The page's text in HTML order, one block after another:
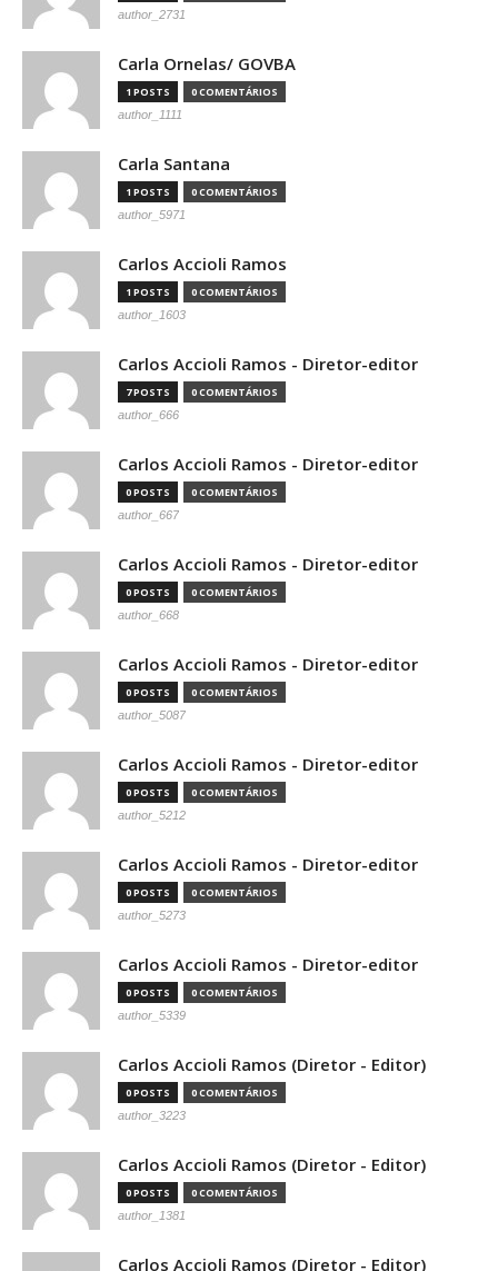
author_2731
Carla Ornelas/ GOVBA
1 POSTS 0 COMENTÁRIOS
author_1111
Carla Santana
1 POSTS 0 COMENTÁRIOS
author_5971
Carlos Accioli Ramos
1 POSTS 0 COMENTÁRIOS
author_1603
Carlos Accioli Ramos - Diretor-editor
7 POSTS 0 COMENTÁRIOS
author_666
Carlos Accioli Ramos - Diretor-editor
0 POSTS 0 COMENTÁRIOS
author_667
Carlos Accioli Ramos - Diretor-editor
0 POSTS 0 COMENTÁRIOS
author_668
Carlos Accioli Ramos - Diretor-editor
0 POSTS 0 COMENTÁRIOS
author_5087
Carlos Accioli Ramos - Diretor-editor
0 POSTS 0 COMENTÁRIOS
author_5212
Carlos Accioli Ramos - Diretor-editor
0 POSTS 0 COMENTÁRIOS
author_5273
Carlos Accioli Ramos - Diretor-editor
0 POSTS 0 COMENTÁRIOS
author_5339
Carlos Accioli Ramos (Diretor - Editor)
0 POSTS 0 COMENTÁRIOS
author_3223
Carlos Accioli Ramos (Diretor - Editor)
0 POSTS 0 COMENTÁRIOS
author_1381
Carlos Accioli Ramos (Diretor - Editor)